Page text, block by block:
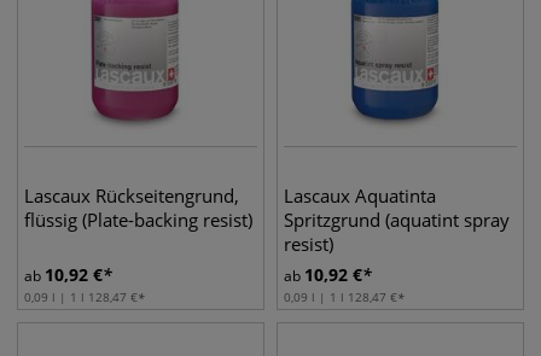
Lascaux Rückseitengrund,
flüssig (Plate-backing resist)
ab 10,92 €
0,09 l | 1 l 128,47 €
Lascaux Aquatinta
Spritzgrund (aquatint spray
resist)
ab 10,92 €
0,09 l | 1 l 128,47 €